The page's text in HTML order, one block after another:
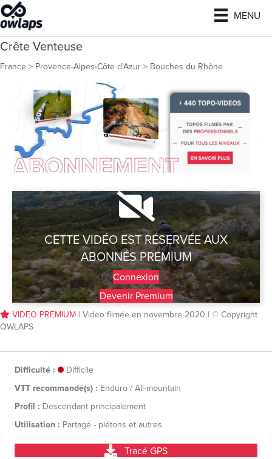
MENU
Crête Venteuse
France> Provence-Alpes-Côte d’Azur> Bouches du Rhône
CETTE VIDÉO EST RÉSERVÉE AUX
ABONNÉS PREMIUM
Connexion
Devenir Premium
VIDEO PREMIUM | Video filmée en novembre 2020 | © Copyright
OWLAPS
Difficulté :
Difficile
VTT recommandé(s) : Enduro / All-mountain
Profil : Descendant principalement
Utilisation : Partagé - piétons et autres
Tracé GPS